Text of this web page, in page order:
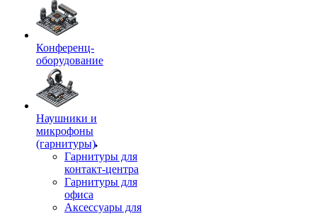
Конференц-
оборудование
Наушники и
микрофоны
(гарнитуры)
Гарнитуры для
контакт-центра
Гарнитуры для
офиса
Аксессуары для